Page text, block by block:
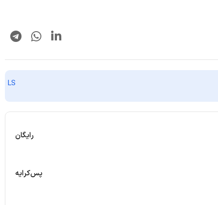
LS
رایگان
پس‌کرایه